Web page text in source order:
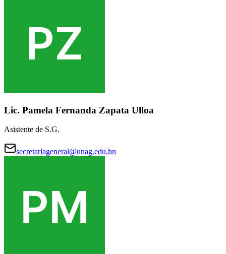
Lic. Pamela Fernanda Zapata Ulloa
Asistente de S.G.
secretariageneral@unag.edu.hn